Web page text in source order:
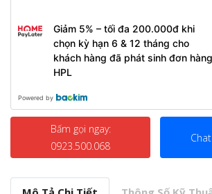
Giảm 5% – tối đa 200.000đ khi
chọn kỳ hạn 6 & 12 tháng cho
khách hàng đã phát sinh đơn hàng
HPL
Powered by
Bấm gọi ngay:
0923.500.068